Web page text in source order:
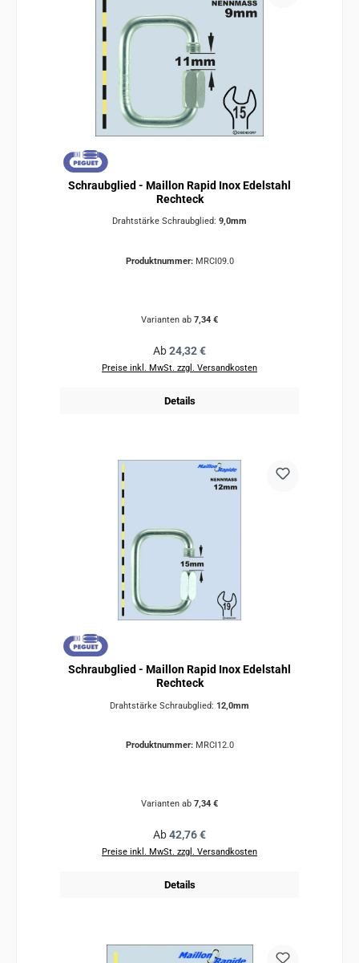
Schraubglied - Maillon Rapid Inox Edelstahl
Rechteck
Drahtstärke Schraubglied: 9,0mm
Produktnummer: MRCI09.0
Varianten ab 7,34 €
Regulärer Preis:
Ab24,32 €
Preise inkl. MwSt. zzgl. Versandkosten
Details
Schraubglied - Maillon Rapid Inox Edelstahl
Rechteck
Drahtstärke Schraubglied: 12,0mm
Produktnummer: MRCI12.0
Varianten ab 7,34 €
Regulärer Preis:
Ab42,76 €
Preise inkl. MwSt. zzgl. Versandkosten
Details